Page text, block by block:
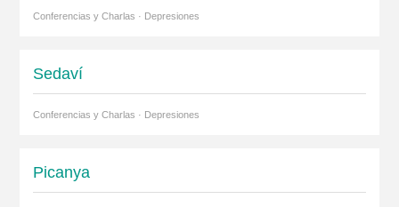
Conferencias y Charlas · Depresiones
Sedaví
Conferencias y Charlas · Depresiones
Picanya